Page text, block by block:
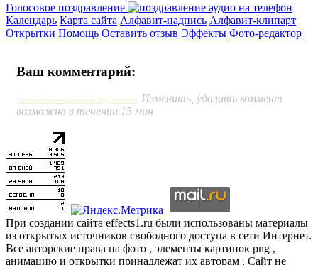
Голосовое поздравление
Календарь Карта сайта Алфавит-надпись Алфавит-клипарт
Открытки Помощь Оставить отзыв Эффекты Фото-редактор
Ваш комментарий:
Система комментирования SigComments Изменить, удалить коммент
возможно в течении 15 мин
При создании сайта effects1.ru были использованы материалы
из открытых источников свободного доступа в сети Интернет.
Все авторские права на фото , элементы картинок png ,
анимацию и открытки принадлежат их авторам . Сайт не